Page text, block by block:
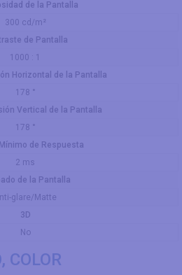
de la Pantalla
300 cd/m²
de Pantalla
1000 : 1
Horizontal de la Pantalla
178 °
Vertical de la Pantalla
178 °
de Respuesta
2 ms
de la Pantalla
glare/Matte
3D
No
COLOR